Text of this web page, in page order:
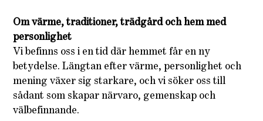
Om värme, traditioner, trädgård och hem med
personlighet
Vi befinns oss i en tid där hemmet får en ny
betydelse. Längtan efter värme, personlighet och
mening växer sig starkare, och vi söker oss till
sådant som skapar närvaro, gemenskap och
välbefinnande.